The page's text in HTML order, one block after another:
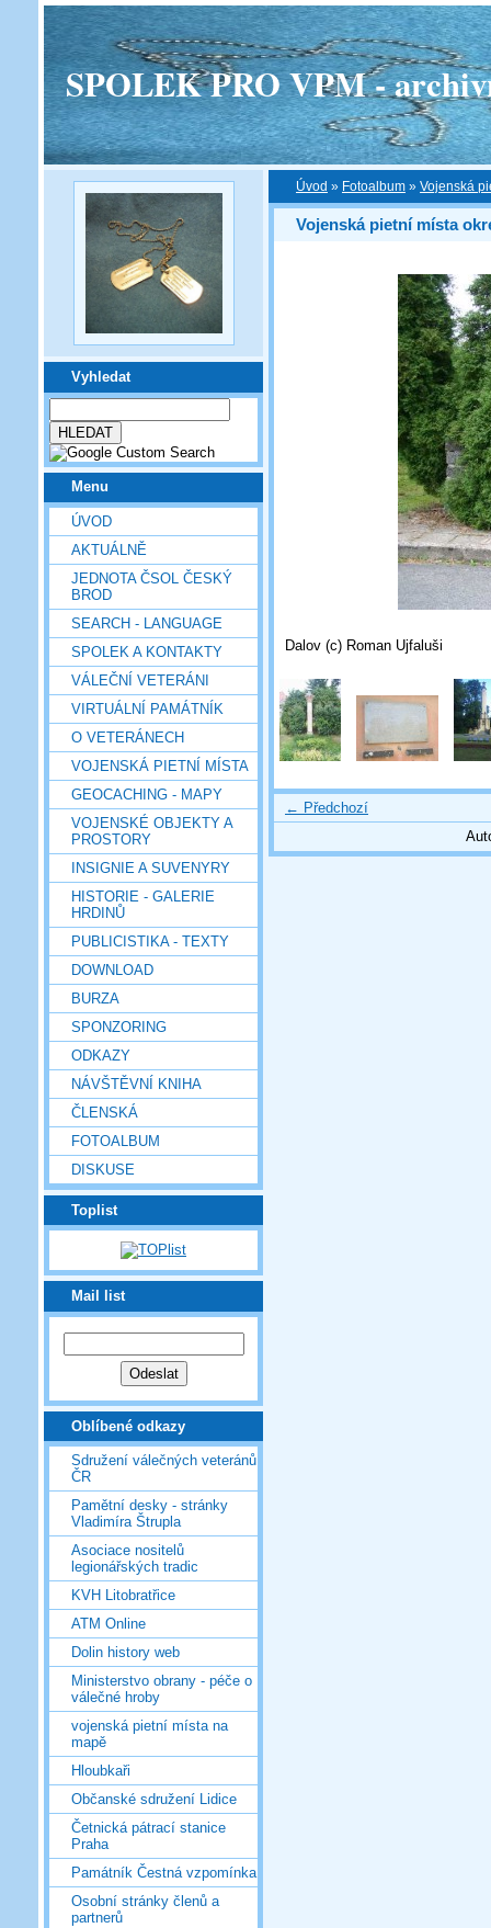
SPOLEK PRO VPM -
Vyhledat
Menu
ÚVOD
AKTUÁLNĚ
JEDNOTA ČSOL ČESKÝ
BROD
SEARCH - LANGUAGE
SPOLEK A KONTAKTY
VÁLEČNÍ VETERÁNI
VIRTUÁLNÍ PAMÁTNÍK
O VETERÁNECH
VOJENSKÁ PIETNÍ MÍSTA
GEOCACHING - MAPY
VOJENSKÉ OBJEKTY A
PROSTORY
INSIGNIE A SUVENYRY
HISTORIE - GALERIE
HRDINŮ
PUBLICISTIKA - TEXTY
DOWNLOAD
BURZA
SPONZORING
ODKAZY
NÁVŠTĚVNÍ KNIHA
ČLENSKÁ
FOTOALBUM
DISKUSE
Toplist
Mail list
Oblíbené odkazy
Sdružení válečných veteránů
ČR
Pamětní desky - stránky
Vladimíra Štrupla
Asociace nositelů
legionářských tradic
KVH Litobratřice
ATM Online
Dolin history web
Ministerstvo obrany - péče o
válečné hroby
vojenská pietní místa na
mapě
Hloubkaři
Občanské sdružení Lidice
Četnická pátrací stanice
Praha
Památník Čestná vzpomínka
Osobní stránky členů a
partnerů
Úvod » Fotoalbum » Vojenská
Vojenská pietní místa
Dalov (c) Roman Ujfaluši
← Předchozí